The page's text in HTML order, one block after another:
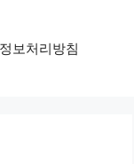
보처리방침